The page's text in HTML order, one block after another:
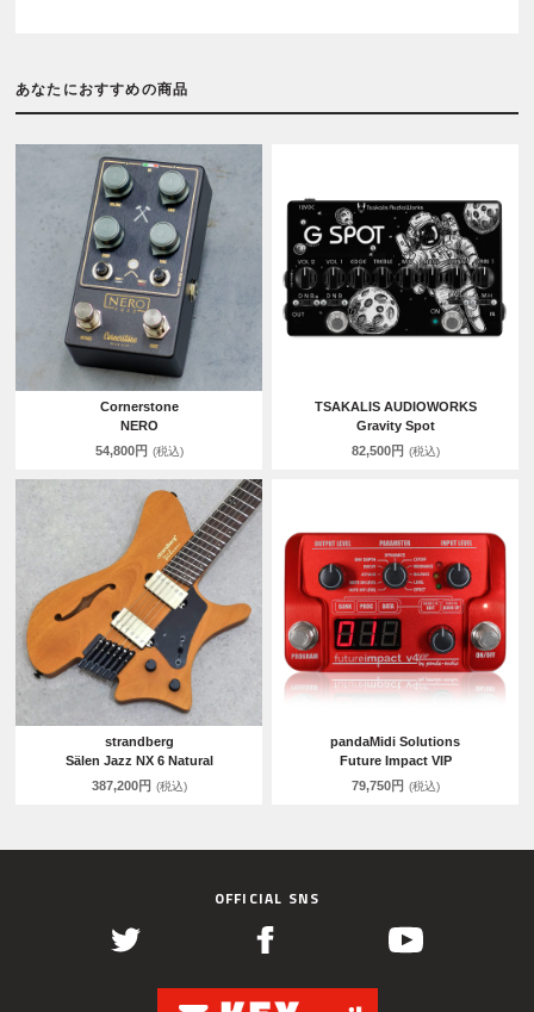
あなたにおすすめの商品
Cornerstone
NERO
54,800円 (税込)
TSAKALIS AUDIOWORKS
Gravity Spot
82,500円 (税込)
strandberg
Sälen Jazz NX 6 Natural
387,200円 (税込)
pandaMidi Solutions
Future Impact VIP
79,750円 (税込)
OFFICIAL SNS